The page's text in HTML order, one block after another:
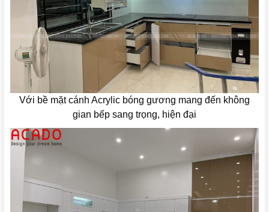
Với bề mặt cánh Acrylic bóng gương mang đến không
gian bếp sang trọng, hiện đại